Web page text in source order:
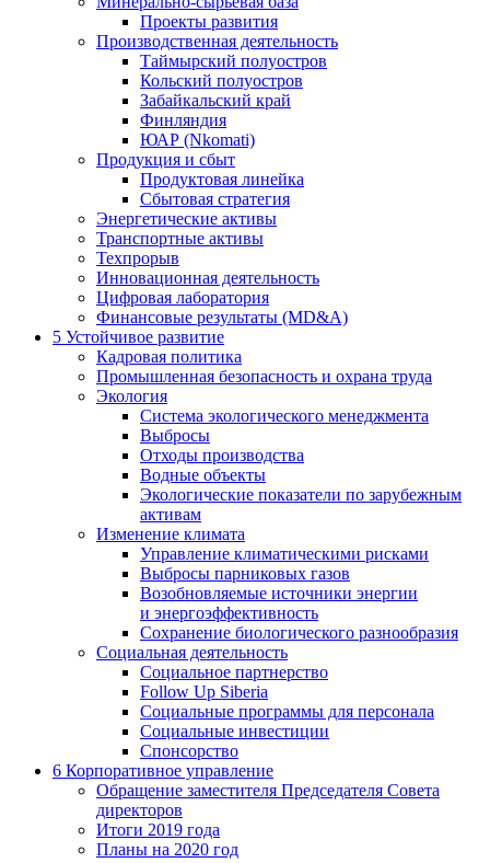
Проекты развития
Производственная деятельность
Таймырский полуостров
Кольский полуостров
Забайкальский край
Финляндия
ЮАР (Nkomati)
Продукция и сбыт
Продуктовая линейка
Сбытовая стратегия
Энергетические активы
Транспортные активы
Техпрорыв
Инновационная деятельность
Цифровая лаборатория
Финансовые результаты (MD&A)
5 Устойчивое развитие
Кадровая политика
Промышленная безопасность и охрана труда
Экология
Система экологического менеджмента
Выбросы
Отходы производства
Водные объекты
Экологические показатели по зарубежным
активам
Изменение климата
Управление климатическими рисками
Выбросы парниковых газов
Возобновляемые источники энергии
и энергоэффективность
Сохранение биологического разнообразия
Социальная деятельность
Социальное партнерство
Follow Up Siberia
Социальные программы для персонала
Социальные инвестиции
Спонсорство
6 Корпоративное управление
Обращение заместителя Председателя Совета
директоров
Итоги 2019 года
Планы на 2020 год